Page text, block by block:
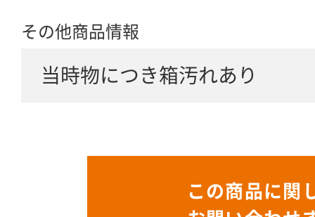
その他商品情報
当時物につき箱汚れあり
この商品に関